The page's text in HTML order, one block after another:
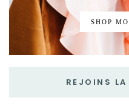
SHOP
REJOINS